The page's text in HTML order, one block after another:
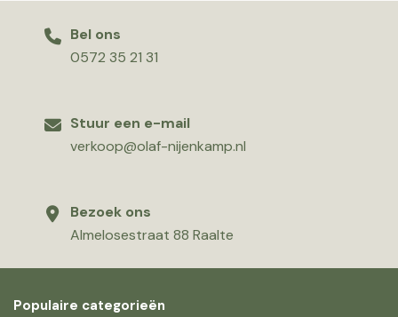
Bel ons
0572 35 21 31
Stuur een e-mail
verkoop@olaf-nijenkamp.nl
Bezoek ons
Almelosestraat 88 Raalte
Populaire categorieën